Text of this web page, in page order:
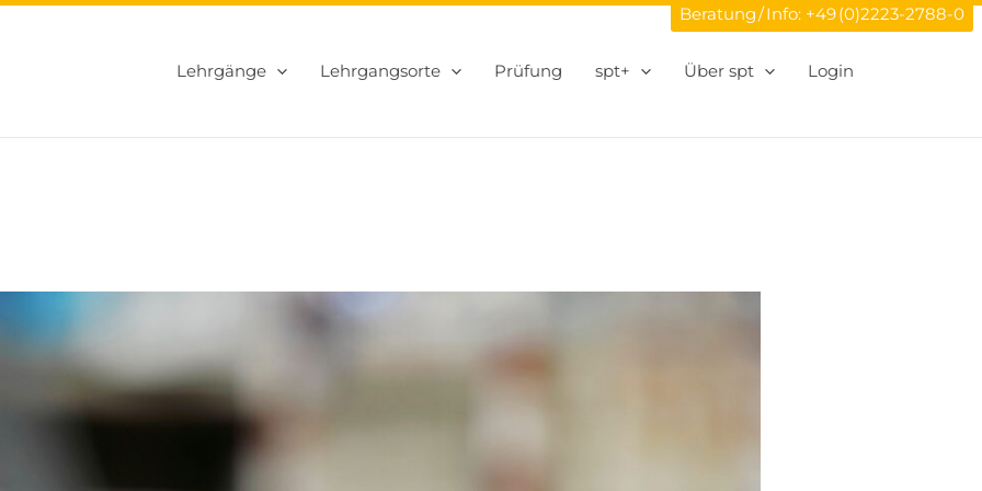
Beratung / Info: +49 (0)2223-2788-0
Lehrgänge Lehrgangsorte Prüfung spt+ Über spt Login